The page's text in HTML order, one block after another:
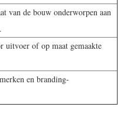
van de bouw onderworpen aan
uitvoer of op maat gemaakte
en branding-